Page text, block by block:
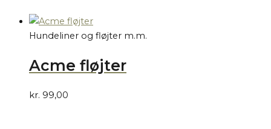
Hundeliner og fløjter m.m.
Acme fløjter
kr. 99,00